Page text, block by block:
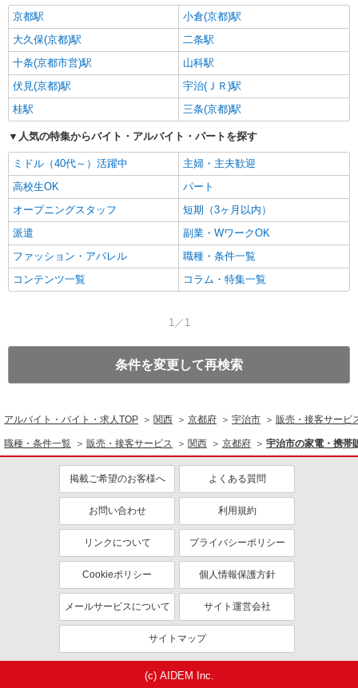
京都駅
小倉(京都)駅
大久保(京都)駅
二条駅
十条(京都市営)駅
山科駅
伏見(京都)駅
宇治(ＪＲ)駅
桂駅
三条(京都)駅
人気の特集からバイト・アルバイト・パートを探す
ミドル（40代～）活躍中
主婦・主夫歓迎
高校生OK
パート
オープニングスタッフ
短期（3ヶ月以内）
派遣
副業・WワークOK
ファッション・アパレル
職種・条件一覧
コンテンツ一覧
コラム・特集一覧
1／1
条件を変更して再検索
アルバイト・バイト・求人TOP 関西 京都府 宇治市 販売・接客サービ
職種・条件一覧 販売・接客サービス 関西 京都府 宇治市の家電・携帯
掲載ご希望のお客様へ よくある質問
お問い合わせ 利用規約
リンクについて プライバシーポリシー
Cookieポリシー 個人情報保護方針
メールサービスについて サイト運営会社
サイトマップ
(c) AIDEM Inc.